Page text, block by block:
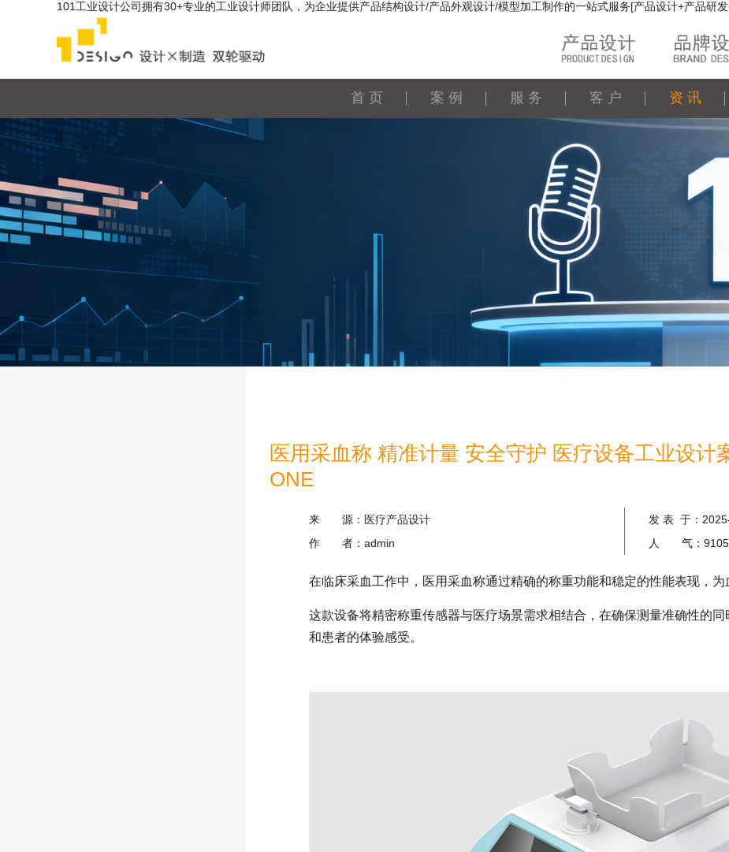
101工业设计公司拥有30+专业的工业设计师团队，为企业提供产品结构设计/产品外观设计/模型加工制作的一站式服务[产品设计+产品研
首 页 案 例 服 务 客 户 资 讯
医用采血称 精准计量 安全守护 医疗设备工业设
ONE
来 源： 医疗产品设计 发 表 于：
作 者： admin 人 气： 9105
在临床采血工作中，医用采血称通过精确的称重功能和稳定的性能表现，为
这款设备将精密称重传感器与医疗场景需求相结合，在确保测量准确性的
和患者的体验感受。